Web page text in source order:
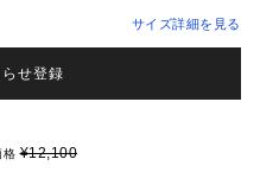
サイズ詳細を見る
せ登録
格¥12,100